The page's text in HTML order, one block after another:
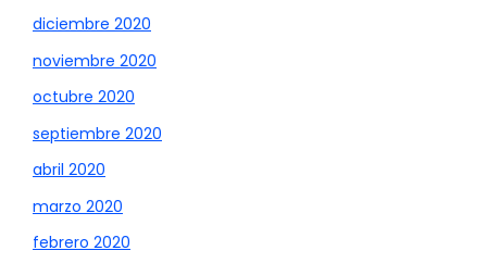
diciembre 2020
noviembre 2020
octubre 2020
septiembre 2020
abril 2020
marzo 2020
febrero 2020